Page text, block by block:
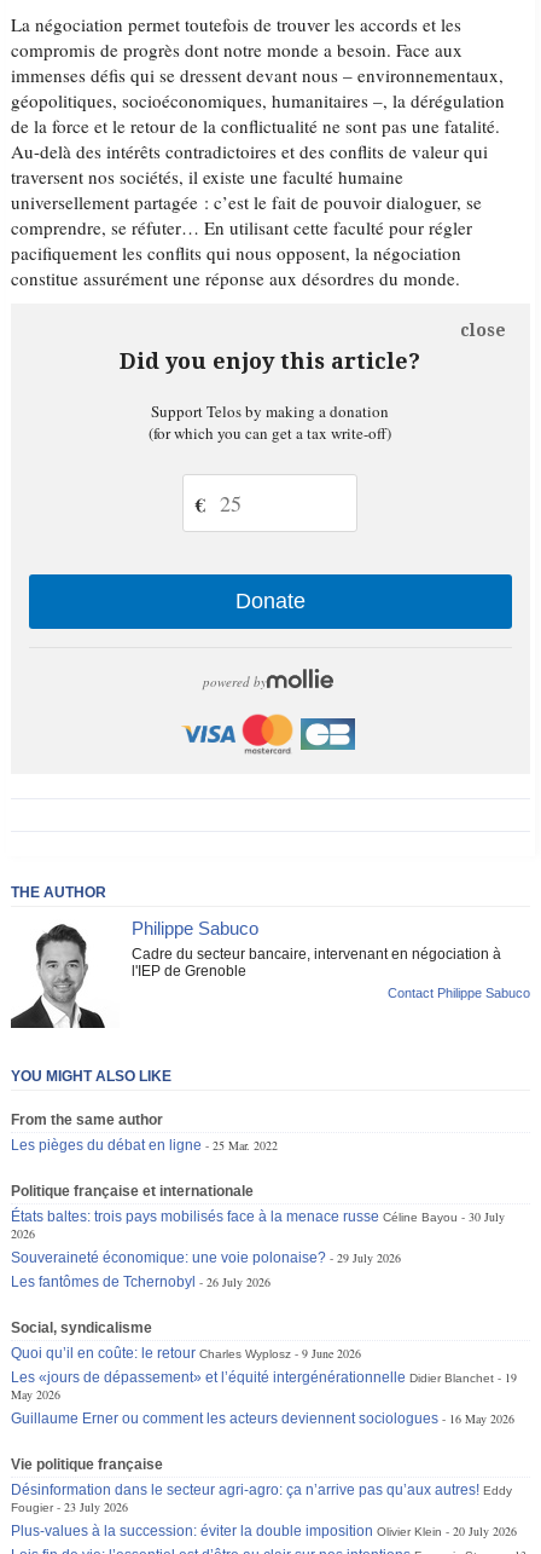
La négociation permet toutefois de trouver les accords et les
compromis de progrès dont notre monde a besoin. Face aux
immenses défis qui se dressent devant nous – environnementaux,
géopolitiques, socioéconomiques, humanitaires –, la dérégulation
de la force et le retour de la conflictualité ne sont pas une fatalité.
Au-delà des intérêts contradictoires et des conflits de valeur qui
traversent nos sociétés, il existe une faculté humaine
universellement partagée : c’est le fait de pouvoir dialoguer, se
comprendre, se réfuter… En utilisant cette faculté pour régler
pacifiquement les conflits qui nous opposent, la négociation
constitue assurément une réponse aux désordres du monde.
Did you enjoy this article?
close
Support Telos by making a donation
(for which you can get a tax write-off)
€
Donate
powered by
THE AUTHOR
Philippe Sabuco
Cadre du secteur bancaire, intervenant en négociation à
l'IEP de Grenoble
Contact Philippe Sabuco
YOU MIGHT ALSO LIKE
From the same author
Les pièges du débat en ligne
25 Mar. 2022
Politique française et internationale
États baltes: trois pays mobilisés face à la menace russe Céline Bayou
30 July
2026
Souveraineté économique: une voie polonaise?
29 July 2026
Les fantômes de Tchernobyl
26 July 2026
Social, syndicalisme
Quoi qu’il en coûte: le retour Charles Wyplosz
9 June 2026
Les «jours de dépassement» et l’équité intergénérationnelle Didier Blanchet
19
May 2026
Guillaume Erner ou comment les acteurs deviennent sociologues
16 May 2026
Vie politique française
Désinformation dans le secteur agri-agro: ça n’arrive pas qu’aux autres! Eddy
Fougier
23 July 2026
Plus-values à la succession: éviter la double imposition Olivier Klein
20 July 2026